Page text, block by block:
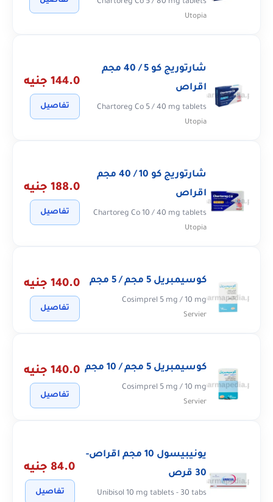
Chartoreg Co 5 / 80 mg tablets
Utopia
شارتوريج كو 5 / 40 مجم
اقراص
Chartoreg Co 5 / 40 mg tablets
Utopia
144.0 جنيه
تفاصيل
شارتوريج كو 10 / 40 مجم
اقراص
Chartoreg Co 10 / 40 mg tablets
Utopia
188.0 جنيه
تفاصيل
كوسيمبريل 5 مجم / 5 مجم
Cosimprel 5 mg / 10 mg
Servier
140.0 جنيه
تفاصيل
كوسيمبريل 5 مجم / 10 مجم
Cosimprel 5 mg / 10 mg
Servier
140.0 جنيه
تفاصيل
يونيبيسول 10 مجم اقراص-
30 قرص
Unibisol 10 mg tablets - 30 tabs
84.0 جنيه
تفاصيل